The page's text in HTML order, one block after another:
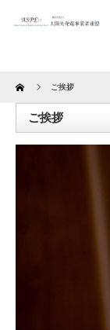
Home ご挨拶
ご挨拶